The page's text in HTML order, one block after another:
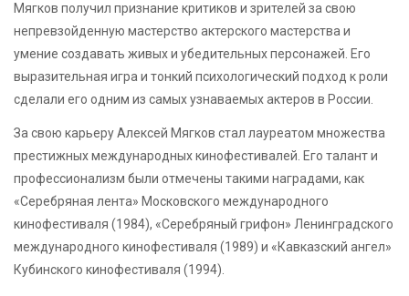
Мягков получил признание критиков и зрителей за свою
непревзойденную мастерство актерского мастерства и
умение создавать живых и убедительных персонажей. Его
выразительная игра и тонкий психологический подход к роли
сделали его одним из самых узнаваемых актеров в России.
За свою карьеру Алексей Мягков стал лауреатом множества
престижных международных кинофестивалей. Его талант и
профессионализм были отмечены такими наградами, как
«Серебряная лента» Московского международного
кинофестиваля (1984), «Серебряный грифон» Ленинградского
международного кинофестиваля (1989) и «Кавказский ангел»
Кубинского кинофестиваля (1994).